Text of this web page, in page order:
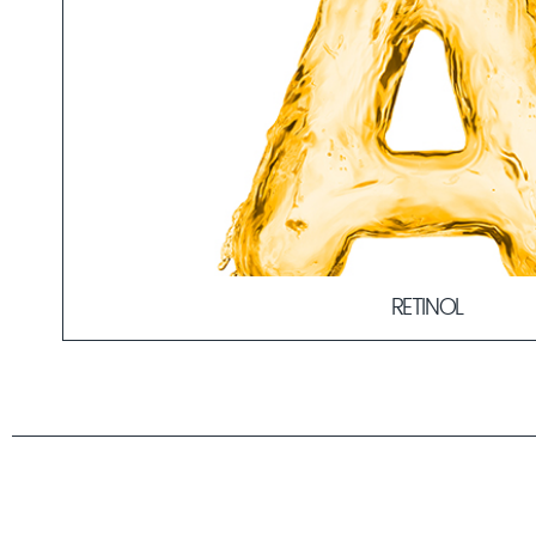
Übersichtsseitefindest du
RETINOL
auch zur Behandlung von Akne eingesetzt wird? Hier